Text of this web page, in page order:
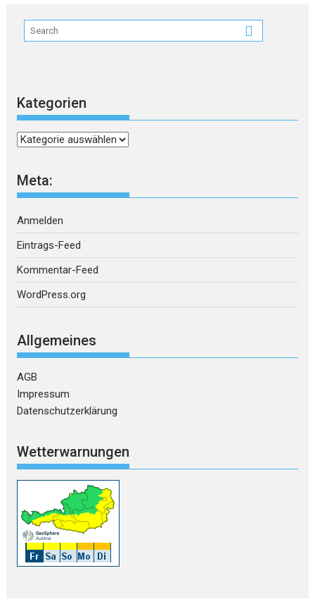
Kategorien
Kategorien
Meta:
Anmelden
Eintrags-Feed
Kommentar-Feed
WordPress.org
Allgemeines
AGB
Impressum
Datenschutzerklärung
Wetterwarnungen